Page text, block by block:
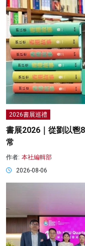
2026書展巡禮
書展2026｜從劉以鬯
常
作者: 本社編輯部
2026-08-06